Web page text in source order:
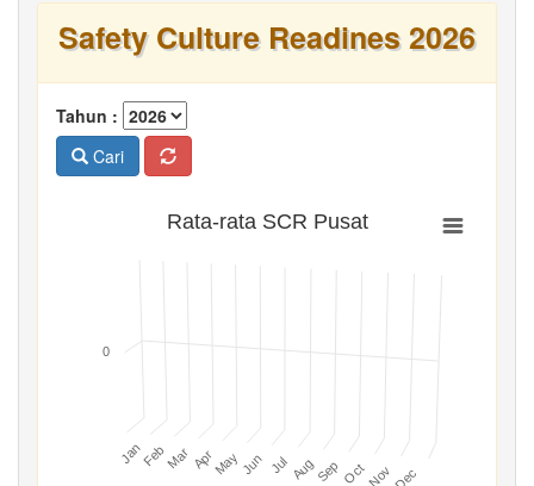
Safety Culture Readines 2026
Tahun :
Cari
Rata-rata SCR Pusat
JanFebMar AprMay Jun Jul AugSep OctNovDec
0